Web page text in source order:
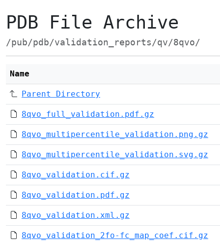
PDB File Archive
/pub/pdb/validation_reports/qv/8qvo/
Name
Parent Directory
8qvo_full_validation.pdf.gz
8qvo_multipercentile_validation.png.gz
8qvo_multipercentile_validation.svg.gz
8qvo_validation.cif.gz
8qvo_validation.pdf.gz
8qvo_validation.xml.gz
8qvo_validation_2fo-fc_map_coef.cif.gz